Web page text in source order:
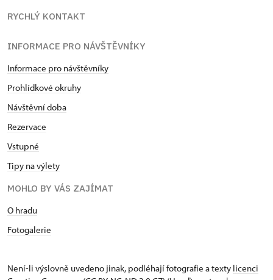
RYCHLÝ KONTAKT
INFORMACE PRO NÁVŠTĚVNÍKY
Informace pro návštěvníky
Prohlídkové okruhy
Návštěvní doba
Rezervace
Vstupné
Tipy na výlety
MOHLO BY VÁS ZAJÍMAT
O hradu
Fotogalerie
Není-li výslovně uvedeno jinak, podléhají fotografie a texty licenci